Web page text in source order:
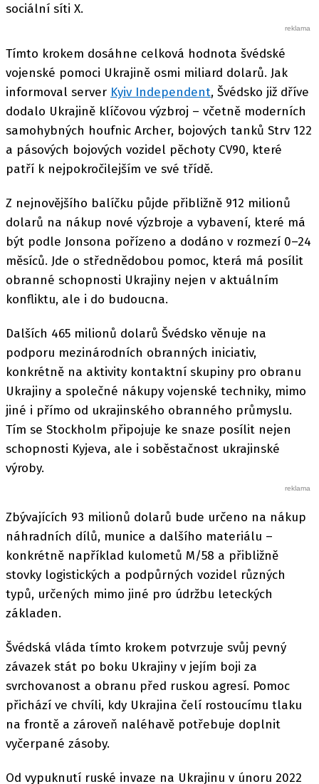
sociální síti X.
Tímto krokem dosáhne celková hodnota švédské
vojenské pomoci Ukrajině osmi miliard dolarů. Jak
informoval server Kyiv Independent, Švédsko již dříve
dodalo Ukrajině klíčovou výzbroj – včetně moderních
samohybných houfnic Archer, bojových tanků Strv 122
a pásových bojových vozidel pěchoty CV90, které
patří k nejpokročilejším ve své třídě.
Z nejnovějšího balíčku půjde přibližně 912 milionů
dolarů na nákup nové výzbroje a vybavení, které má
být podle Jonsona pořízeno a dodáno v rozmezí 0–24
měsíců. Jde o střednědobou pomoc, která má posílit
obranné schopnosti Ukrajiny nejen v aktuálním
konfliktu, ale i do budoucna.
Dalších 465 milionů dolarů Švédsko věnuje na
podporu mezinárodních obranných iniciativ,
konkrétně na aktivity kontaktní skupiny pro obranu
Ukrajiny a společné nákupy vojenské techniky, mimo
jiné i přímo od ukrajinského obranného průmyslu.
Tím se Stockholm připojuje ke snaze posílit nejen
schopnosti Kyjeva, ale i soběstačnost ukrajinské
výroby.
Zbývajících 93 milionů dolarů bude určeno na nákup
náhradních dílů, munice a dalšího materiálu –
konkrétně například kulometů M/58 a přibližně
stovky logistických a podpůrných vozidel různých
typů, určených mimo jiné pro údržbu leteckých
základen.
Švédská vláda tímto krokem potvrzuje svůj pevný
závazek stát po boku Ukrajiny v jejím boji za
svrchovanost a obranu před ruskou agresí. Pomoc
přichází ve chvíli, kdy Ukrajina čelí rostoucímu tlaku
na frontě a zároveň naléhavě potřebuje doplnit
vyčerpané zásoby.
Od vypuknutí ruské invaze na Ukrajinu v únoru 2022